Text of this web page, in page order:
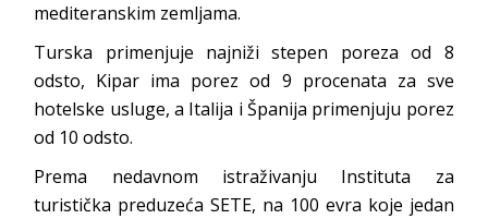
mediteranskim zemljama.
Turska primenjuje najniži stepen poreza od 8
odsto, Kipar ima porez od 9 procenata za sve
hotelske usluge, a Italija i Španija primenjuju porez
od 10 odsto.
Prema nedavnom istraživanju Instituta za
turistička preduzeća SETE, na 100 evra koje jedan